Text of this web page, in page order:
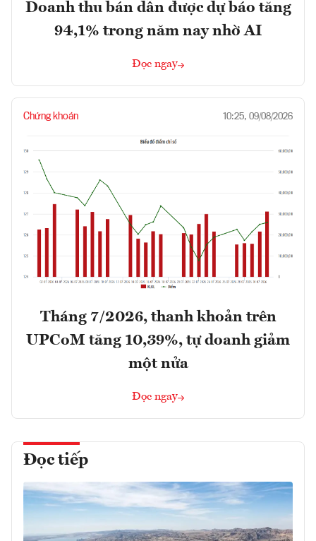
Doanh thu bán dẫn được dự báo tăng
94,1% trong năm nay nhờ AI
Đọc ngay
Chứng khoán 10:25, 09/08/2026
Tháng 7/2026, thanh khoản trên
UPCoM tăng 10,39%, tự doanh giảm
một nửa
Đọc ngay
Đọc tiếp